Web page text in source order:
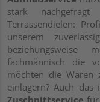
stark
Terrassendielen:
unserem
beziehungsweise
fachmännisch die
möchten die Waren
einlagern? Auch
Zuschnittservice